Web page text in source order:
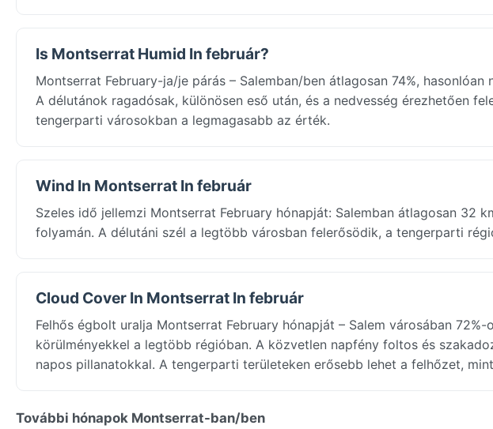
Is Montserrat Humid In február?
Montserrat February-ja/je párás – Salemban/ben átlagosan 74%,
A délutánok ragadósak, különösen eső után, és a nedvesség érezhetően
tengerparti városokban a legmagasabb az érték.
Wind In Montserrat In február
Szeles idő jellemzi Montserrat February hónapját: Salemban átlagosan 32
folyamán. A délutáni szél a legtöbb városban felerősödik, a tengerparti
Cloud Cover In Montserrat In február
Felhős égbolt uralja Montserrat February hónapját – Salem városában
körülményekkel a legtöbb régióban. A közvetlen napfény foltos és
napos pillanatokkal. A tengerparti területeken erősebb lehet a felhőzet,
További hónapok Montserrat-ban/ben